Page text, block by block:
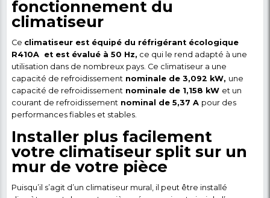
Transformer votre été
de fortes chaleurs avec
climatiseur split
Vous recherchez un climatiseur qui répond à vos
Veuillez choisir le climatiseur split de taille
Avec unepuissance frigorifique de 12000 BTU
puissance en CV de 1.5,il est capable de refroidir
rapidement et efficacement une pièce de taille
grande, et grâce à son efficacité énergétique, il